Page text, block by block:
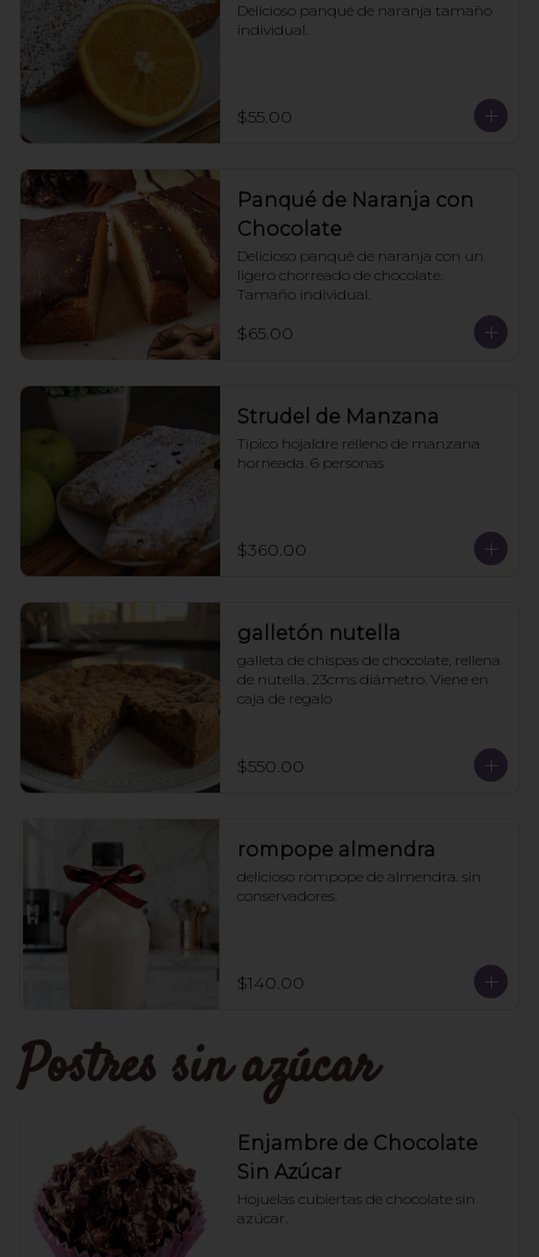
Delicioso panqué de naranja tamaño
individual.
$55.00
Panqué de Naranja con
Chocolate
Delicioso panqué de naranja con un
ligero chorreado de chocolate.
Tamaño individual.
$65.00
Strudel de Manzana
Típico hojaldre relleno de manzana
horneada. 6 personas
$360.00
galletón nutella
galleta de chispas de chocolate, rellena
de nutella. 23cms diámetro. Viene en
caja de regalo
$550.00
rompope almendra
delicioso rompope de almendra. sin
conservadores.
$140.00
Postres sin azúcar
Enjambre de Chocolate
Sin Azúcar
Hojuelas cubiertas de chocolate sin
azúcar.